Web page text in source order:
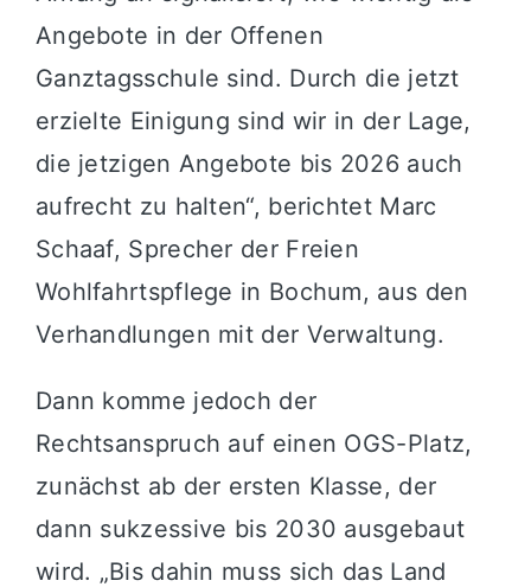
Angebote in der Offenen
Ganztagsschule sind. Durch die jetzt
erzielte Einigung sind wir in der Lage,
die jetzigen Angebote bis 2026 auch
aufrecht zu halten“, berichtet Marc
Schaaf, Sprecher der Freien
Wohlfahrtspflege in Bochum, aus den
Verhandlungen mit der Verwaltung.
Dann komme jedoch der
Rechtsanspruch auf einen OGS-Platz,
zunächst ab der ersten Klasse, der
dann sukzessive bis 2030 ausgebaut
wird. „Bis dahin muss sich das Land